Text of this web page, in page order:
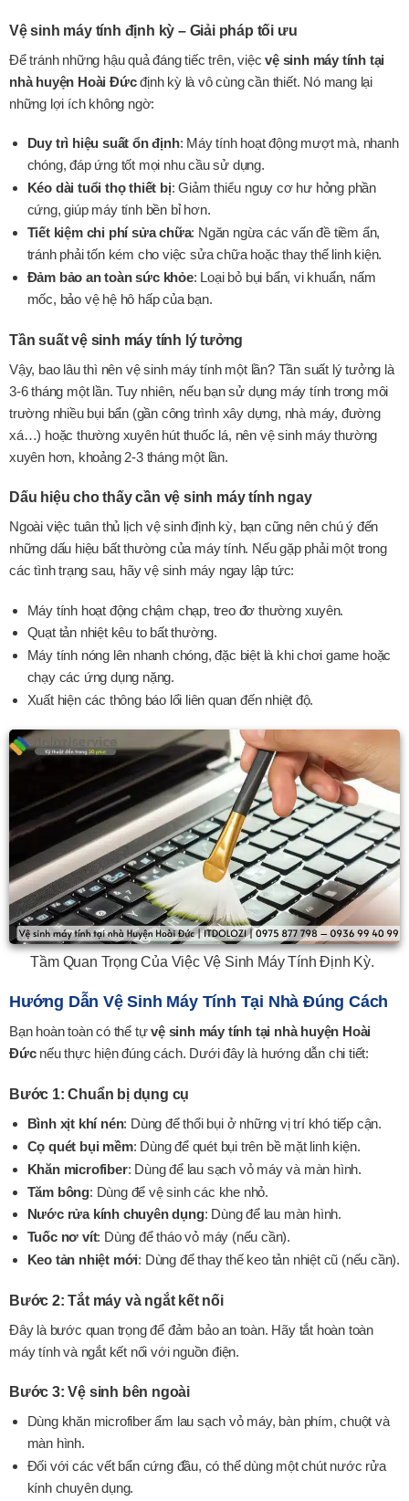
Vệ sinh máy tính định kỳ – Giải pháp tối ưu
Để tránh những hậu quả đáng tiếc trên, việcvệ sinh máy tính tại
nhà huyện Hoài Đứcđịnh kỳ là vô cùng cần thiết. Nó mang lại
những lợi ích không ngờ:
Duy trì hiệu suất ổn định: Máy tính hoạt động mượt mà, nhanh
chóng, đáp ứng tốt mọi nhu cầu sử dụng.
Kéo dài tuổi thọ thiết bị: Giảm thiểu nguy cơ hư hỏng phần
cứng, giúp máy tính bền bỉ hơn.
Tiết kiệm chi phí sửa chữa: Ngăn ngừa các vấn đề tiềm ẩn,
tránh phải tốn kém cho việc sửa chữa hoặc thay thế linh kiện.
Đảm bảo an toàn sức khỏe: Loại bỏ bụi bẩn, vi khuẩn, nấm
mốc, bảo vệ hệ hô hấp của bạn.
Tần suất vệ sinh máy tính lý tưởng
Vậy, bao lâu thì nên vệ sinh máy tính một lần? Tần suất lý tưởng là
3-6 tháng một lần. Tuy nhiên, nếu bạn sử dụng máy tính trong môi
trường nhiều bụi bẩn (gần công trình xây dựng, nhà máy, đường
xá…) hoặc thường xuyên hút thuốc lá, nên vệ sinh máy thường
xuyên hơn, khoảng 2-3 tháng một lần.
Dấu hiệu cho thấy cần vệ sinh máy tính ngay
Ngoài việc tuân thủ lịch vệ sinh định kỳ, bạn cũng nên chú ý đến
những dấu hiệu bất thường của máy tính. Nếu gặp phải một trong
các tình trạng sau, hãy vệ sinh máy ngay lập tức:
Máy tính hoạt động chậm chạp, treo đơ thường xuyên.
Quạt tản nhiệt kêu to bất thường.
Máy tính nóng lên nhanh chóng, đặc biệt là khi chơi game hoặc
chạy các ứng dụng nặng.
Xuất hiện các thông báo lổi liên quan đến nhiệt độ.
Tầm Quan Trọng Của Việc Vệ Sinh Máy Tính Định Kỳ.
Hướng Dẫn Vệ Sinh Máy Tính Tại Nhà Đúng Cách
Bạn hoàn toàn có thể tựvệ sinh máy tính tại nhà huyện Hoài
Đứcnếu thực hiện đúng cách. Dưới đây là hướng dẫn chi tiết:
Bước 1: Chuẩn bị dụng cụ
Bình xịt khí nén: Dùng để thổi bụi ở những vị trí khó tiếp cận.
Cọ quét bụi mềm: Dùng để quét bụi trên bề mặt linh kiện.
Khăn microfiber: Dùng để lau sạch vỏ máy và màn hình.
Tăm bông: Dùng để vệ sinh các khe nhỏ.
Nước rửa kính chuyên dụng: Dùng để lau màn hình.
Tuốc nơ vít: Dùng để tháo vỏ máy (nếu cần).
Keo tản nhiệt mới: Dùng để thay thế keo tản nhiệt cũ (nếu cần).
Bước 2: Tắt máy và ngắt kết nối
Đây là bước quan trọng để đảm bảo an toàn. Hãy tắt hoàn toàn
máy tính và ngắt kết nối với nguồn điện.
Bước 3: Vệ sinh bên ngoài
Dùng khăn microfiber ẩm lau sạch vỏ máy, bàn phím, chuột và
màn hình.
Đối với các vết bẩn cứng đầu, có thể dùng một chút nước rửa
kính chuyên dụng.